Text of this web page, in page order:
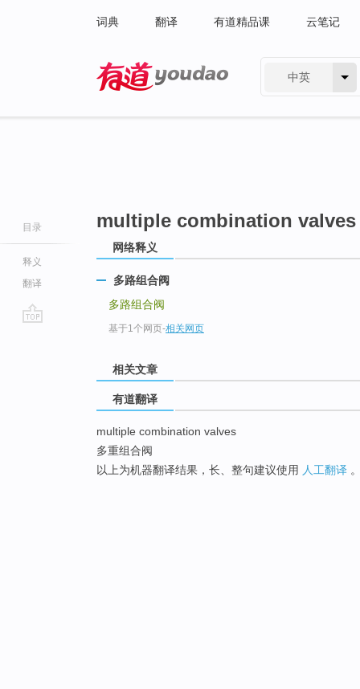
词典 翻译 有道精品课 云笔记
中英
目录
释义
翻译
multiple combination valves
网络释义
多路组合阀
多路组合阀
基于1个网页-相关网页
相关文章
有道翻译
multiple combination valves
多重组合阀
以上为机器翻译结果，长、整句建议使用 人工翻译